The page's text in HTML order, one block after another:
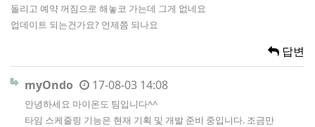
돌리고 예약 꺼짐으로 해놓코 가는데 그게 없네요
업데이트 되는건가요? 언제쯤 되나요
답변
myOndo 17-08-03 14:08
안녕하세요 마이온도 팀입니다^^
타임 스케줄링 기능은 현재 기획 및 개발 준비 중입니다. 조금만